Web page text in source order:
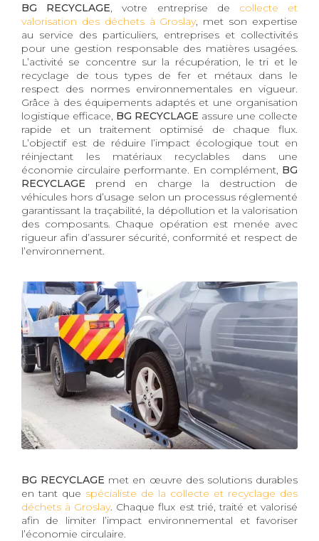
BG RECYCLAGE, votre entreprise de collecte et
valorisation des déchets à Groslay, met son expertise
au service des particuliers, entreprises et collectivités
pour une gestion responsable des matières usagées.
L’activité se concentre sur la récupération, le tri et le
recyclage de tous types de fer et métaux dans le
respect des normes environnementales en vigueur.
Grâce à des équipements adaptés et une organisation
logistique efficace, BG RECYCLAGE assure une collecte
rapide et un traitement optimisé de chaque flux.
L’objectif est de réduire l’impact écologique tout en
réinjectant les matériaux recyclables dans une
économie circulaire performante. En complément, BG
RECYCLAGE prend en charge la destruction de
véhicules hors d’usage selon un processus réglementé
garantissant la traçabilité, la dépollution et la valorisation
des composants. Chaque opération est menée avec
rigueur afin d’assurer sécurité, conformité et respect de
l’environnement.
BG RECYCLAGE met en œuvre des solutions durables
en tant que spécialiste de la collecte et recyclage des
déchets à Groslay. Chaque flux est trié, traité et valorisé
afin de limiter l’impact environnemental et favoriser
l’économie circulaire.